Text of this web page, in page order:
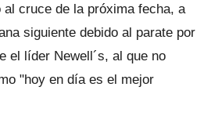
al cruce de la próxima fecha, a
siguiente debido al parate por
el líder Newell´s, al que no
"hoy en día es el mejor